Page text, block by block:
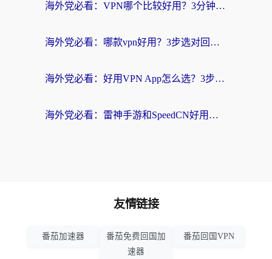
海外党必看：VPN哪个比较好用？3分钟找到适合你的回国加速方案
海外党必看：哪款vpn好用？3步选对回国加速器，无缝刷剧玩游戏
海外党必看：好用VPN App怎么选？3步教你无缝访问国内资源
海外党必看：雷神手游和SpeedCN好用吗？3招选对回国加速器无缝刷国内资源
友情链接
番茄加速器
番茄免费回国加
速器
番茄回国VPN